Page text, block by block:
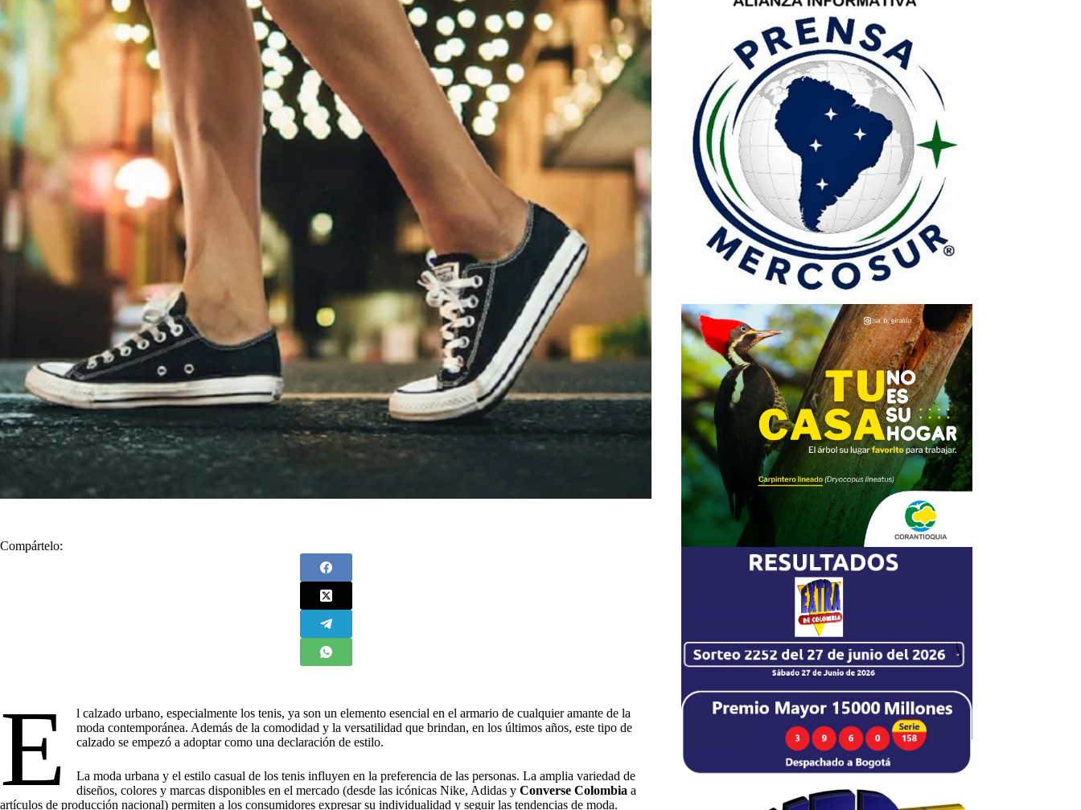
Compártelo:
E
l calzado urbano, especialmente los tenis, ya son un elemento esencial en el armario de cualquier amante de la
moda contemporánea. Además de la comodidad y la versatilidad que brindan, en los últimos años, este tipo de
calzado se empezó a adoptar como una declaración de estilo.
La moda urbana y el estilo casual de los tenis influyen en la preferencia de las personas. La amplia variedad de
diseños, colores y marcas disponibles en el mercado (desde las icónicas Nike, Adidas yConverse Colombiaa
artículos de producción nacional) permiten a los consumidores expresar su individualidad y seguir las tendencias de moda.